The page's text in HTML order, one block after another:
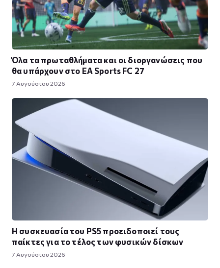
Όλα τα πρωταθλήματα και οι διοργανώσεις που
θα υπάρχουν στο EA Sports FC 27
7 Αυγούστου 2026
Η συσκευασία του PS5 προειδοποιεί τους
παίκτες για το τέλος των φυσικών δίσκων
7 Αυγούστου 2026